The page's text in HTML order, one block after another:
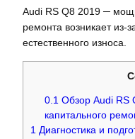
Audi RS Q8 2019 ─
ремонта возникает из-
естественного износа.
0.1 Обзор Audi RS
капитального
1 Диагностика и